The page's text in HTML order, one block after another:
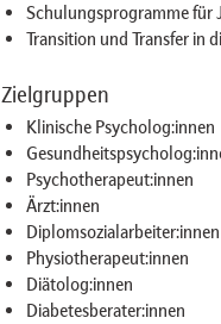
Schulungsprogramme für
Transition und Transfer in
Zielgruppen
Klinische Psycholog:innen
Psychotherapeut:innen
Ärzt:innen
Diplomsozialarbeiter:innen
Physiotherapeut:innen
Diätolog:innen
Diabetesberater:innen